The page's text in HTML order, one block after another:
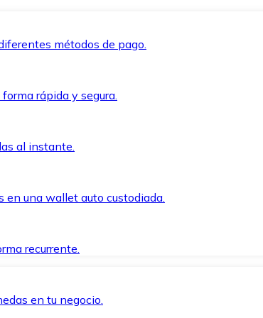
métodos de pago.
rápida y segura.
al instante.
una wallet auto custodiada.
recurrente.
en tu negocio.